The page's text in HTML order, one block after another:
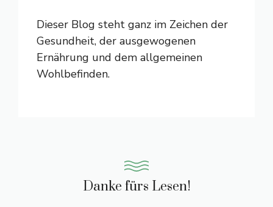
Dieser Blog steht ganz im Zeichen der
Gesundheit, der ausgewogenen
Ernährung und dem allgemeinen
Wohlbefinden.
Danke fürs Lesen!